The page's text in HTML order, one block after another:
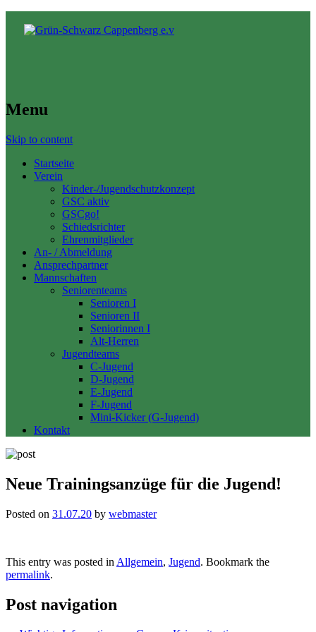
Menu
Skip to content
Startseite
Verein
Kinder-/Jugendschutzkonzept
GSC aktiv
GSCgo!
Schiedsrichter
Ehrenmitglieder
An- / Abmeldung
Ansprechpartner
Mannschaften
Seniorenteams
Senioren I
Senioren II
Seniorinnen I
Alt-Herren
Jugendteams
C-Jugend
D-Jugend
E-Jugend
F-Jugend
Mini-Kicker (G-Jugend)
Kontakt
Neue Trainingsanzüge für die Jugend!
Posted on 31.07.20 by webmaster
This entry was posted in Allgemein, Jugend. Bookmark the
permalink.
Post navigation